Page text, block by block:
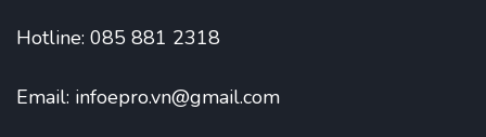
Hotline: 085 881 2318
Email: infoepro.vn@gmail.com